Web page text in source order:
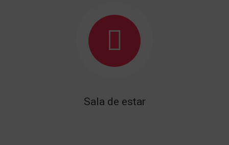
Sala de estar